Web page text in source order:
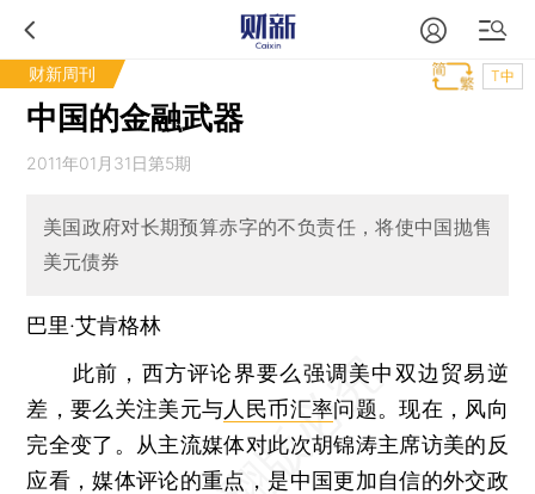
财新周刊 T中
中国的金融武器
2011年01月31日第5期
美国政府对长期预算赤字的不负责任，将使中国抛售
美元债券
巴里·艾肯格林
此前，西方评论界要么强调美中双边贸易逆
差，要么关注美元与人民币汇率问题。现在，风向
完全变了。从主流媒体对此次胡锦涛主席访美的反
应看，媒体评论的重点，是中国更加自信的外交政